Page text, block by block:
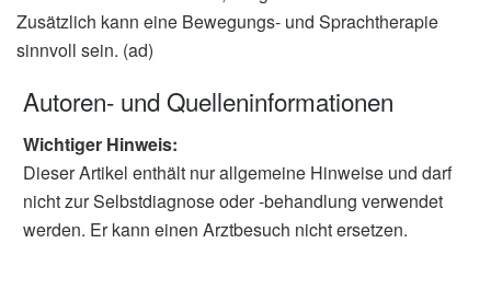
Zusätzlich kann eine Bewegungs- und Sprachtherapie
sinnvoll sein. (ad)
Autoren- und Quelleninformationen
Wichtiger Hinweis:
Dieser Artikel enthält nur allgemeine Hinweise und darf
nicht zur Selbstdiagnose oder -behandlung verwendet
werden. Er kann einen Arztbesuch nicht ersetzen.